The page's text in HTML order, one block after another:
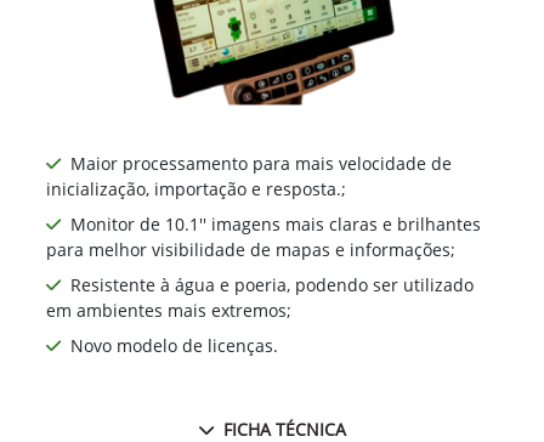
Maior processamento para mais velocidade de
inicialização, importação e resposta.;
Monitor de 10.1'' imagens mais claras e brilhantes
para melhor visibilidade de mapas e informações;
Resistente à água e poeria, podendo ser utilizado
em ambientes mais extremos;
Novo modelo de licenças.
FICHA TÉCNICA